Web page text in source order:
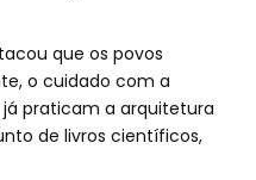
que os povos
o cuidado com a
já praticam a arquitetura
de livros científicos,